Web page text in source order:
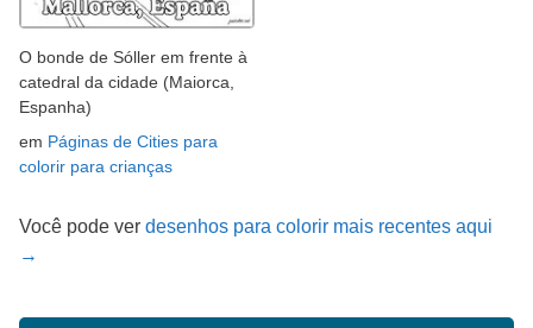
O bonde de Sóller em frente à
catedral da cidade (Maiorca,
Espanha)
em Páginas de Cities para
colorir para crianças
Você pode ver desenhos para colorir mais recentes aqui
→